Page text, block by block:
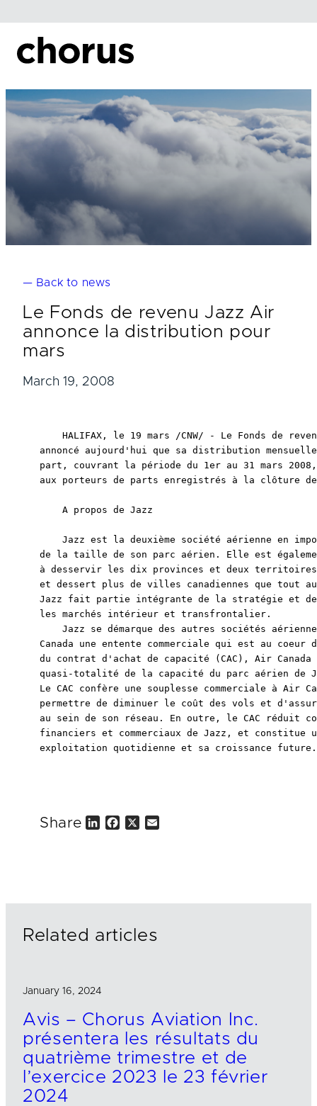
content
— Back to news
Le Fonds de revenu Jazz Air
annonce la distribution pour
mars
March 19, 2008
HALIFAX, le 19 mars /CNW/ - Le Fonds de
annoncé aujourd'hui que sa distribution
part, couvrant la période du 1er au 31 mars
aux porteurs de parts enregistrés à la clôture
    A propos de Jazz
Jazz est la deuxième société aérienne en
de la taille de son parc aérien. Elle est
à desservir les dix provinces et deux
et dessert plus de villes canadiennes que tout
Jazz fait partie intégrante de la stratégie et de
les marchés intérieur et transfrontalier.
Jazz se démarque des autres sociétés
Canada une entente commerciale qui est au
du contrat d'achat de capacité (CAC), Air
quasi-totalité de la capacité du parc aérien de
Le CAC confère une souplesse commerciale à Air
permettre de diminuer le coût des vols et
au sein de son réseau. En outre, le CAC réduit
financiers et commerciaux de Jazz, et constitue
exploitation quotidienne et sa croissance future.
Share
Related articles
January 16, 2024
Avis – Chorus Aviation Inc.
présentera les résultats du
quatrième trimestre et de
l’exercice 2023 le 23 février
2024